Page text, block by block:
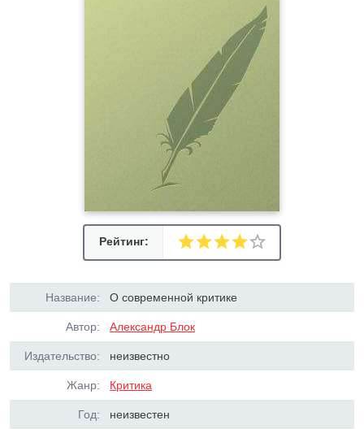
Рейтинг:
Название: О современной критике
Автор: Александр Блок
Издательство: неизвестно
Жанр: Критика
Год: неизвестен